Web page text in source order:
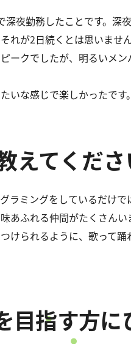
夜勤務したことです。深
れが2日続くとは思いませ
ークでしたが、明るいメン
いな感じで楽しかったです。
えてくださ
ラミングをしているだけで
あふれる仲間がたくさんい
けられるように、歌って踊
指す方に